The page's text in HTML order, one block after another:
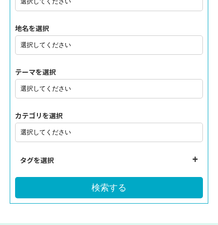
地名を選択
テーマを選択
カテゴリを選択
タグを選択
検索する